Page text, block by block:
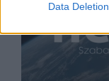
Data Deletion